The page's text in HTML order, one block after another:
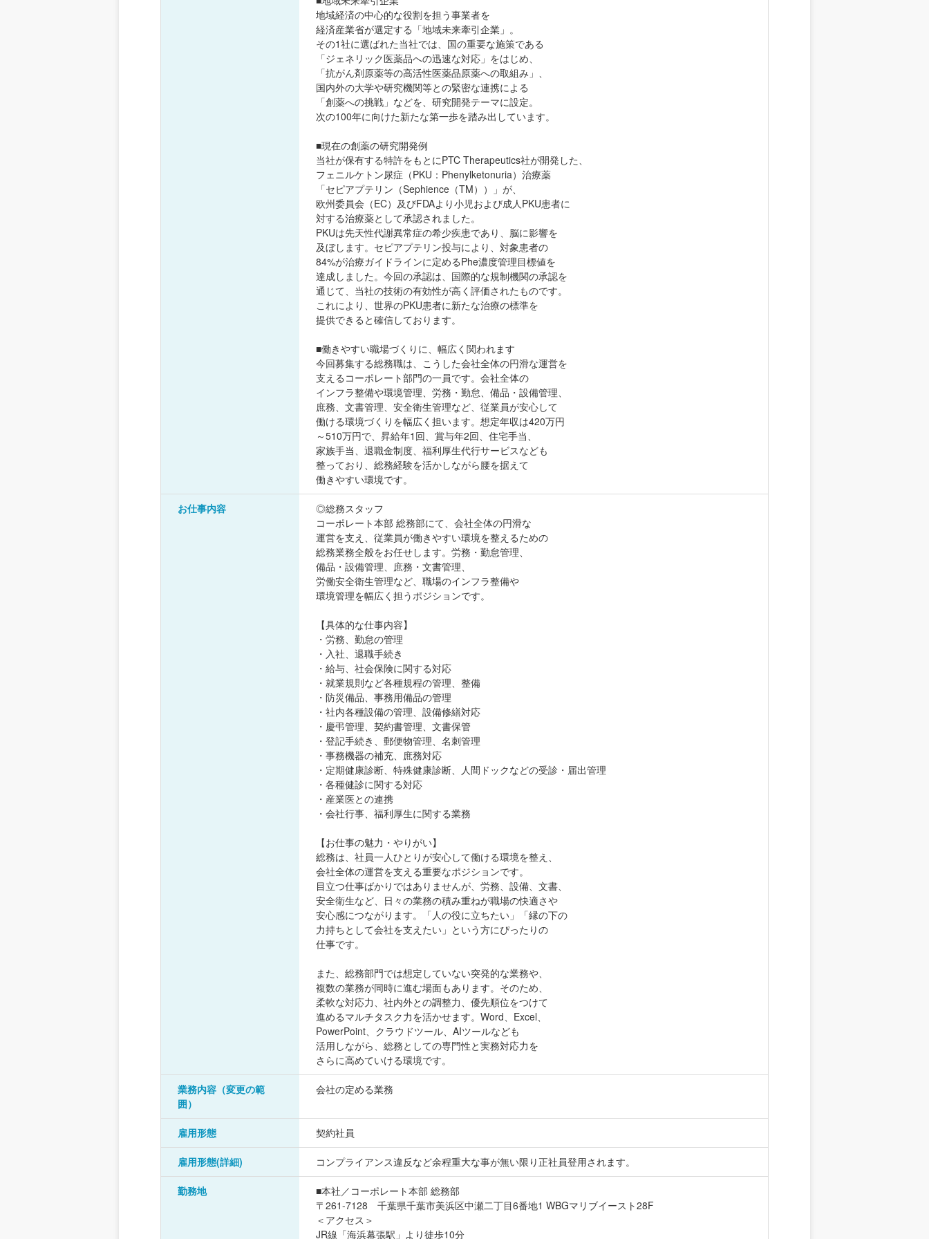
地域経済の中心的な役割を担う事業者を
経済産業省が選定する「地域未来牽引企業」。
その1社に選ばれた当社では、国の重要な施策である
「ジェネリック医薬品への迅速な対応」をはじめ、
「抗がん剤原薬等の高活性医薬品原薬への取組み」、
国内外の大学や研究機関等との緊密な連携による
「創薬への挑戦」などを、研究開発テーマに設定。
次の100年に向けた新たな第一歩を踏み出しています。
■現在の創薬の研究開発例
当社が保有する特許をもとにPTC Therapeutics社が開発した、
フェニルケトン尿症（PKU：Phenylketonuria）治療薬
「セピアプテリン（Sephience（TM））」が、
欧州委員会（EC）及びFDAより小児および成人PKU患者に
対する治療薬として承認されました。
PKUは先天性代謝異常症の希少疾患であり、脳に影響を
及ぼします。セピアプテリン投与により、対象患者の
84%が治療ガイドラインに定めるPhe濃度管理目標値を
達成しました。今回の承認は、国際的な規制機関の承認を
通じて、当社の技術の有効性が高く評価されたものです。
これにより、世界のPKU患者に新たな治療の標準を
提供できると確信しております。
■働きやすい職場づくりに、幅広く関われます
今回募集する総務職は、こうした会社全体の円滑な運営を
支えるコーポレート部門の一員です。会社全体の
インフラ整備や環境管理、労務・勤怠、備品・設備管理、
庶務、文書管理、安全衛生管理など、従業員が安心して
働ける環境づくりを幅広く担います。想定年収は420万円
～510万円で、昇給年1回、賞与年2回、住宅手当、
家族手当、退職金制度、福利厚生代行サービスなども
整っており、総務経験を活かしながら腰を据えて
働きやすい環境です。
お仕事内容
◎総務スタッフ
コーポレート本部 総務部にて、会社全体の円滑な
運営を支え、従業員が働きやすい環境を整えるための
総務業務全般をお任せします。労務・勤怠管理、
備品・設備管理、庶務・文書管理、
労働安全衛生管理など、職場のインフラ整備や
環境管理を幅広く担うポジションです。
【具体的な仕事内容】
・労務、勤怠の管理
・入社、退職手続き
・給与、社会保険に関する対応
・就業規則など各種規程の管理、整備
・防災備品、事務用備品の管理
・社内各種設備の管理、設備修繕対応
・慶弔管理、契約書管理、文書保管
・登記手続き、郵便物管理、名刺管理
・事務機器の補充、庶務対応
・定期健康診断、特殊健康診断、人間ドックなどの受診・届出管理
・各種健診に関する対応
・産業医との連携
・会社行事、福利厚生に関する業務
【お仕事の魅力・やりがい】
総務は、社員一人ひとりが安心して働ける環境を整え、
会社全体の運営を支える重要なポジションです。
目立つ仕事ばかりではありませんが、労務、設備、文書、
安全衛生など、日々の業務の積み重ねが職場の快適さや
安心感につながります。「人の役に立ちたい」「縁の下の
力持ちとして会社を支えたい」という方にぴったりの
仕事です。
また、総務部門では想定していない突発的な業務や、
複数の業務が同時に進む場面もあります。そのため、
柔軟な対応力、社内外との調整力、優先順位をつけて
進めるマルチタスク力を活かせます。Word、Excel、
PowerPoint、クラウドツール、AIツールなども
活用しながら、総務としての専門性と実務対応力を
さらに高めていける環境です。
業務内容（変更の範
囲）
会社の定める業務
雇用形態 契約社員
雇用形態(詳細) コンプライアンス違反など余程重大な事が無い限り正社員登用されます。
勤務地
■本社／コーポレート本部 総務部
〒261-7128 千葉県千葉市美浜区中瀬二丁目6番地1 WBGマリブイースト28F
＜アクセス＞
JR線「海浜幕張駅」より徒歩10分